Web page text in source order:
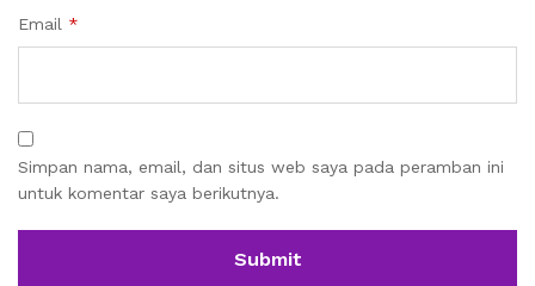
Email *
Simpan nama, email, dan situs web saya pada peramban ini
untuk komentar saya berikutnya.